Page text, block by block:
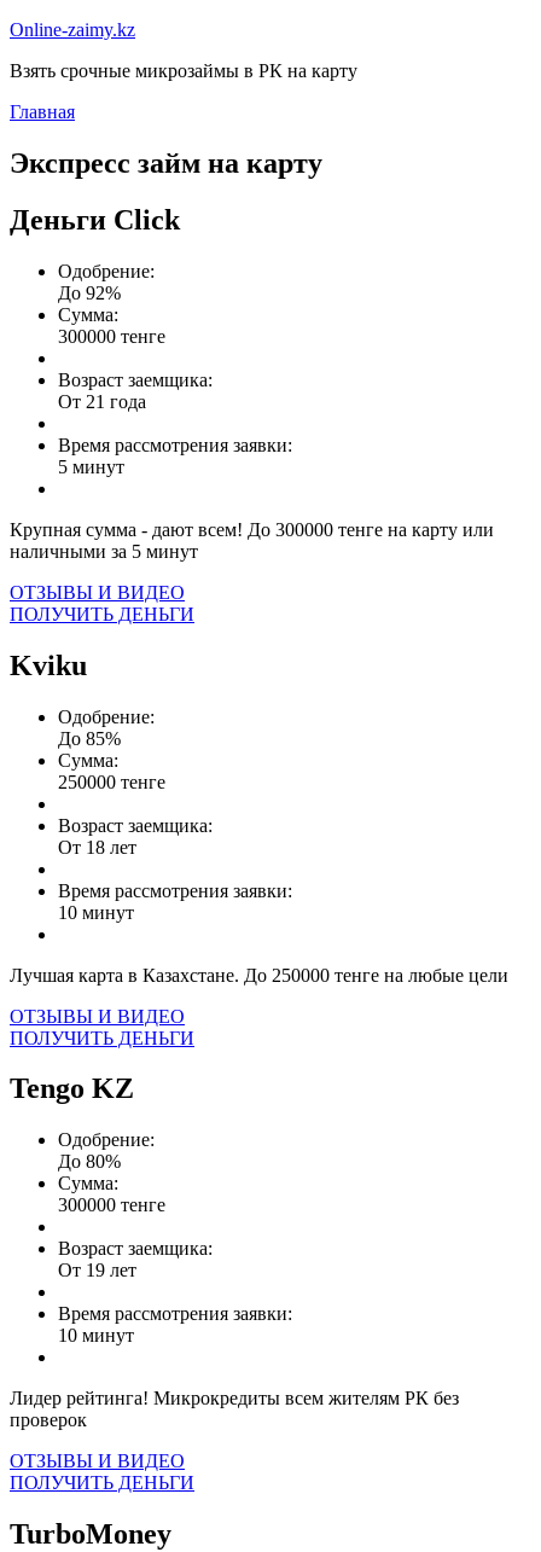
Online-zaimy.kz
Взять срочные микрозаймы в РК на карту
Главная
Экспресс займ на карту
Деньги Сlick
Одобрение:
До 92%
Сумма:
300000 тенге
Возраст заемщика:
От 21 года
Время рассмотрения заявки:
5 минут
Крупная сумма - дают всем! До 300000 тенге на карту или
наличными за 5 минут
ОТЗЫВЫ И ВИДЕО
ПОЛУЧИТЬ ДЕНЬГИ
Kviku
Одобрение:
До 85%
Сумма:
250000 тенге
Возраст заемщика:
От 18 лет
Время рассмотрения заявки:
10 минут
Лучшая карта в Казахстане. До 250000 тенге на любые цели
ОТЗЫВЫ И ВИДЕО
ПОЛУЧИТЬ ДЕНЬГИ
Tengo KZ
Одобрение:
До 80%
Сумма:
300000 тенге
Возраст заемщика:
От 19 лет
Время рассмотрения заявки:
10 минут
Лидер рейтинга! Микрокредиты всем жителям РК без
проверок
ОТЗЫВЫ И ВИДЕО
ПОЛУЧИТЬ ДЕНЬГИ
TurboMoney